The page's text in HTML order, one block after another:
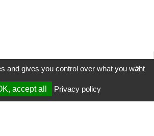
X
and gives you control over what you want
accept all
Privacy policy